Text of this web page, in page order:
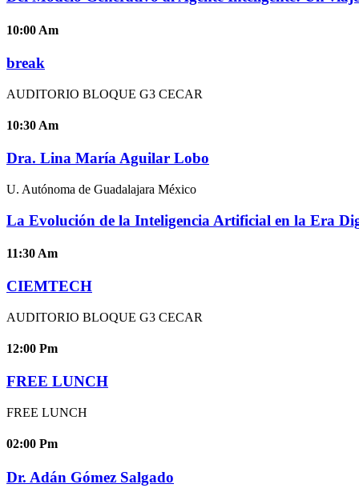
10:00 Am
break
AUDITORIO BLOQUE G3 CECAR
10:30 Am
Dra. Lina María Aguilar Lobo
U. Autónoma de Guadalajara México
La Evolución de la Inteligencia Artificial en la Era
11:30 Am
CIEMTECH
AUDITORIO BLOQUE G3 CECAR
12:00 Pm
FREE LUNCH
FREE LUNCH
02:00 Pm
Dr. Adán Gómez Salgado